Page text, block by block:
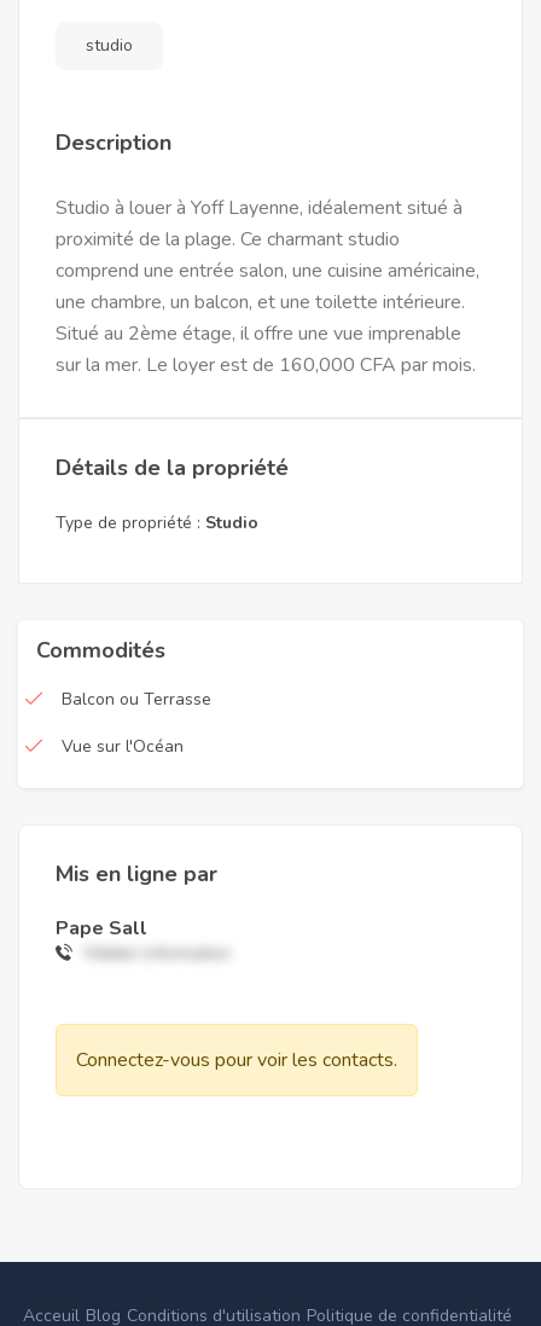
studio
Description
Studio à louer à Yoff Layenne, idéalement situé à
proximité de la plage. Ce charmant studio
comprend une entrée salon, une cuisine américaine,
une chambre, un balcon, et une toilette intérieure.
Situé au 2ème étage, il offre une vue imprenable
sur la mer. Le loyer est de 160,000 CFA par mois.
Détails de la propriété
Type de propriété : Studio
Commodités
Balcon ou Terrasse
Vue sur l'Océan
Mis en ligne par
Pape Sall
Hidden information
Connectez-vous pour voir les contacts.
Acceuil Blog Conditions d'utilisation Politique de confidentialité